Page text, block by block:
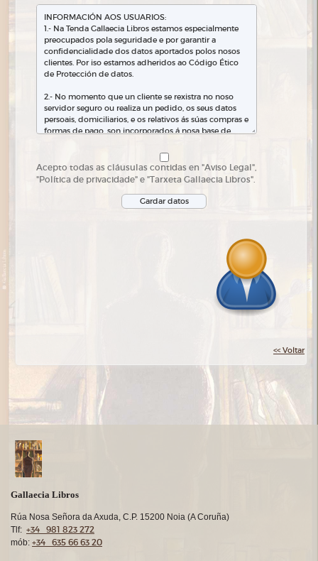
Acepto todas as cláusulas contidas en "Aviso Legal",
"Política de privacidade" e "Tarxeta Gallaecia Libros".
<< Voltar
Gallaecia Libros
Rúa Nosa Señora da Axuda, C.P. 15200 Noia (A Coruña)
Tlf: +34 981 823 272
mób: +34 635 66 63 20